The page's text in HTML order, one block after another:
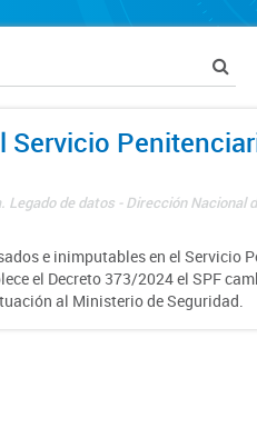
Servicio
de datos - Dirección Nacional
e inimputables en el Servicio
el Decreto 373/2024 el SPF
al Ministerio de Seguridad.